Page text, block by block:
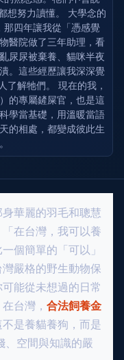
想努力讀懂。 大學念的
那四年讓我從「憑感覺
醫院做了三年助理，看
尿尿被棄養、貓咪半夜
。這些經歷讓我深深覺
了解牠們。 現在的我，
的專屬鏟屎官，也是這
學當基礎，用溫暖當語
的相處，都變成彼此生
華麗的羽毛和聰慧
在台灣，我可以養
個簡單的「可以」
嚴格的野生動物保
能從未想過的日常
台灣， 合法飼養金
不是養貓養狗，而是
、空間與知識的嚴